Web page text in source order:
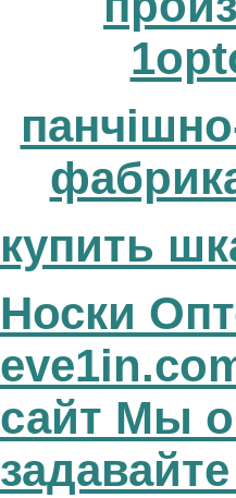
купить
Носки
сайт Мы